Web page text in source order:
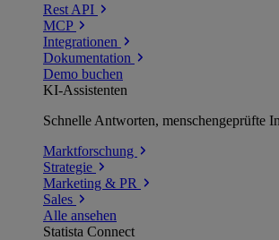
Rest API
MCP
Integrationen
Dokumentation
Demo buchen
KI-Assistenten
Schnelle Antworten, menschengeprüfte
Marktforschung
Strategie
Marketing & PR
Sales
Alle ansehen
Statista Connect